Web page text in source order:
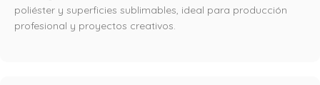
poliéster y superficies sublimables, ideal para producción
profesional y proyectos creativos.